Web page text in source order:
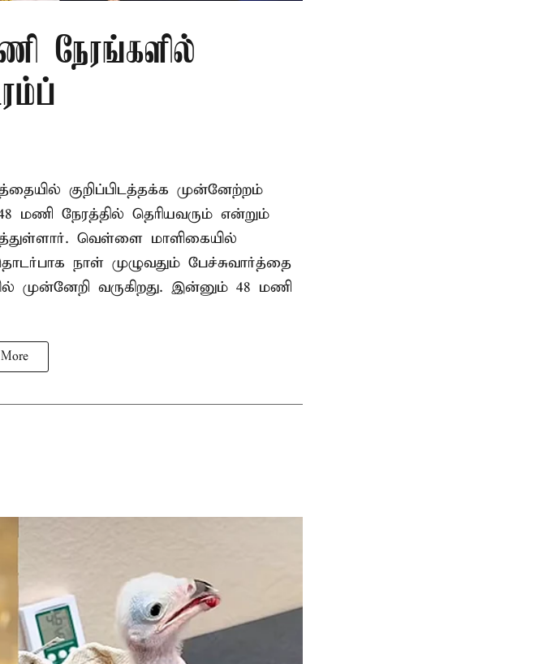
நேரங்களில்
குறிப்பிடத்தக்க முன்னேற்றம்
மணி நேரத்தில் தெரியவரும் என்றும்
வெள்ளை மாளிகையில்
நாள் முழுவதும் பேச்சுவார்த்தை
முன்னேறி வருகிறது. இன்னும் 48 மணி